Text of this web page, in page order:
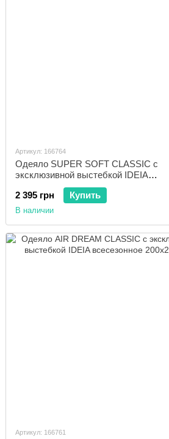
Артикул: 166764
Одеяло SUPER SOFT CLASSIC с
эксклюзивной выстебкой IDEIA
демисезонное 200x220 см
2 395 грн
Купить
В наличии
Артикул: 166761